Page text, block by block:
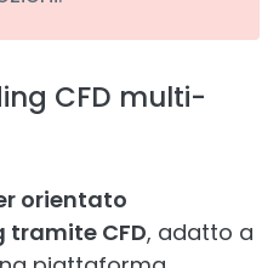
CFD multi-
orientato
CFD, adatto a